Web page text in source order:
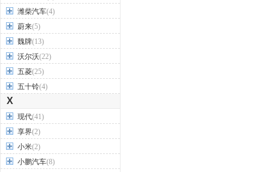
威麟(4)
威马汽车
潍柴汽车
蔚来(5)
魏牌(13)
沃尔沃(22)
五十铃(4)
X
现代(41)
享界(2)